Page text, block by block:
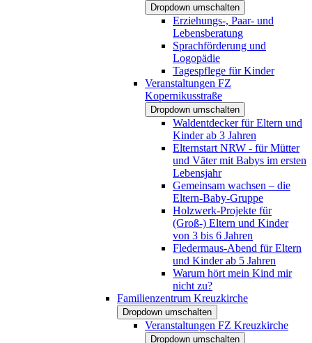
Dropdown umschalten
Erziehungs-, Paar- und
Lebensberatung
Sprachförderung und
Logopädie
Tagespflege für Kinder
Veranstaltungen FZ
Kopernikusstraße
Dropdown umschalten
Waldentdecker für Eltern und
Kinder ab 3 Jahren
Elternstart NRW - für Mütter
und Väter mit Babys im ersten
Lebensjahr
Gemeinsam wachsen – die
Eltern-Baby-Gruppe
Holzwerk-Projekte für
(Groß-) Eltern und Kinder
von 3 bis 6 Jahren
Fledermaus-Abend für Eltern
und Kinder ab 5 Jahren
Warum hört mein Kind mir
nicht zu?
Familienzentrum Kreuzkirche
Dropdown umschalten
Veranstaltungen FZ Kreuzkirche
Dropdown umschalten